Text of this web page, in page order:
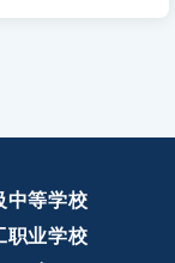
中等学校
职业学校